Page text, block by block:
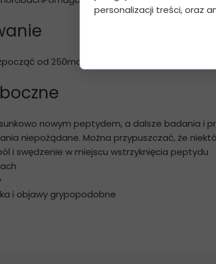
od 250mcg co 3 dni i sprawdzać
nowym peptydem, a dalsze badania i
niepożądane. Można przypuszczać, że
i swędzenie w miejscu wstrzyknięcia peptydu
i objawy grypopodobne
personalizacji treści, oraz